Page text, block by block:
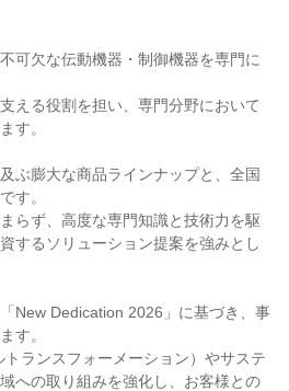
可欠な伝動機器・制御機器を専門に
える役割を担い、専門分野において
す。
ぶ膨大な商品ラインナップと、全国
す。
らず、高度な専門知識と技術力を駆
するソリューション提案を強みとし
New Dedication 2026」に基づき、事
す。
ランスフォーメーション）やサステ
への取り組みを強化し、お客様との